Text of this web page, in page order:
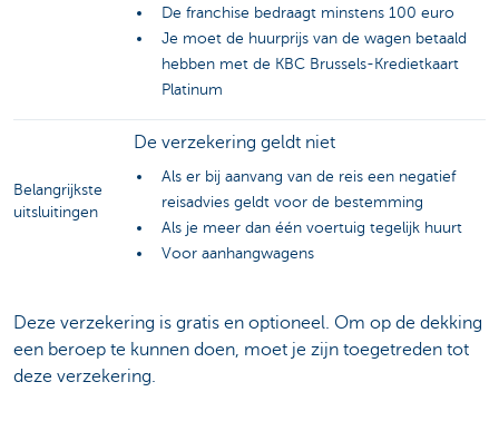
De franchise bedraagt minstens 100 euro
Je moet de huurprijs van de wagen betaald
hebben met de KBC Brussels-Kredietkaart
Platinum
Belangrijkste
uitsluitingen
De verzekering geldt niet
Als er bij aanvang van de reis een negatief
reisadvies geldt voor de bestemming
Als je meer dan één voertuig tegelijk huurt
Voor aanhangwagens
Deze verzekering is gratis en optioneel. Om op de dekking
een beroep te kunnen doen, moet je zijn toegetreden tot
deze verzekering.